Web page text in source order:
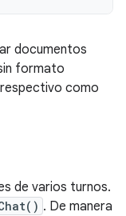
documentos
formato
como
de varios turnos.
. De manera